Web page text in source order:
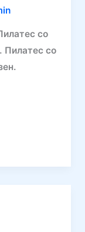
со
Пилатес со